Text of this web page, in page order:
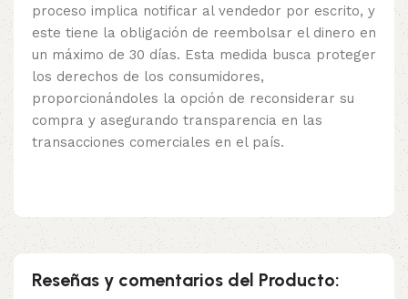
proceso implica notificar al vendedor por escrito, y
este tiene la obligación de reembolsar el dinero en
un máximo de 30 días. Esta medida busca proteger
los derechos de los consumidores,
proporcionándoles la opción de reconsiderar su
compra y asegurando transparencia en las
transacciones comerciales en el país.
Reseñas y comentarios del Producto: